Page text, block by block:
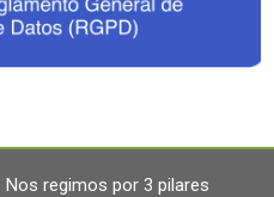
Nos regimos por 3 pilares